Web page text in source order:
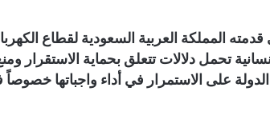
قدمته المملكة العربية السعودية لقطاع
تحمل دلالات تتعلق بحماية الاستقرار
على الاستمرار في أداء واجباتها خصوصاً